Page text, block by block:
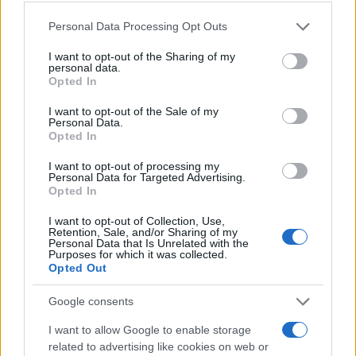
Please note that this website/app uses one or more Google
not limited to your visit or usage behaviour. You may click to
grant or deny consent to Google and its third-party tags to
use your data for below specified purposes in below Google
consent section.
Personal Data Processing Opt Outs
I want to opt-out of the Sharing of my
personal data.
Opted In
I want to opt-out of the Sale of my
Personal Data.
Opted In
I want to opt-out of processing my
Personal Data for Targeted Advertising.
Opted In
I want to opt-out of Collection, Use,
Retention, Sale, and/or Sharing of my
Personal Data that Is Unrelated with the
Purposes for which it was collected.
Opted Out
Google consents
I want to allow Google to enable storage
related to advertising like cookies on web or
Ουμπερλάντια, της Μίνας Ζεράις, ο Renan Zanatta
Buiatti, όπως είναι το πλήρες όνομα του αθλητή,
ξεκίνησε την καριέρα του τo 2009 στη São
υπερασπίστηκε τα χρώματα μερικών από τις
μεγαλύτερες ομάδες στη Βραζιλία όπως η SESI-SP,
SESI-RJ (φιναλίστ σε Πρωτάθλημα και Κύπελλο
Βραζιλία) Vôlei Renata/Campinas, Farma
Conde/Vôlei São José dos Campos και η Sada
Cruzeiro Vôlei με την οποία σάρωσε τους τίτλους:
Πρωτάθλημα, Super Cup Βραζιλίας, Παγκόσμιο
Πρωτάθλημα Συλλόγων FIVB 2016 και Πρωτάθλημα
Συλλόγων Νότιας Αμερικής. Την τελευταία σεζόν
αγωνίστηκε στην γαλλική Tourcoing με την οποία
κατέλαβε την 4η θέση στην LNV Ligue.